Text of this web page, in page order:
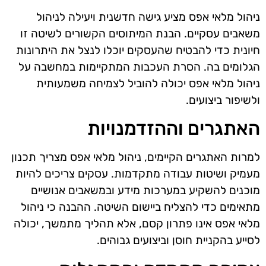
ניהול מלאי אפס מציע גישה חדשנית ויעילה לניהול
משאבים עסקיים. הבנת המיתוסים הקשורים לשיטה זו
חיונית כדי להבטיח שהעסקים יוכלו לנצל את היתרונות
הגלומים בה. הסרת העכבות המתקיימות במחשבה על
ניהול מלאי אפס יכולה להוביל לצמיחה משמעותית
ולשיפור ביצועים.
האתגרים וההזדמנויות
למרות האתגרים הקיימים, ניהול מלאי אפס מצריך תכנון
מעמיק ושיטות עבודה מתקדמות. עסקים צריכים להיות
מוכנים להשקיע במערכות מידע ובמשאבים אנושיים
מתאימים כדי להצליח ביישום השיטה. ההבנה כי ניהול
מלאי אפס אינו פתרון קסם, אלא תהליך מתמשך, יכולה
לסייע בהקניית חוסן וביצועים גבוהים.